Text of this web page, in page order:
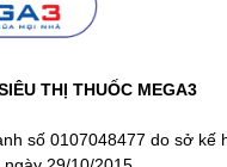
THỊ THUỐC MEGA3
số 0107048477 do sở kế